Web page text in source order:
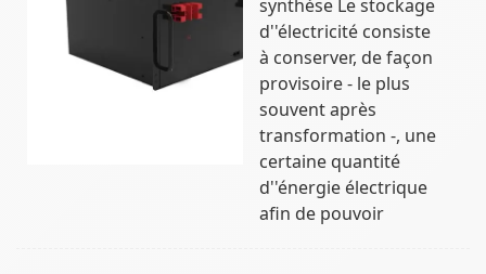
synthèse Le stockage
d''électricité consiste
à conserver, de façon
provisoire - le plus
souvent après
transformation -, une
certaine quantité
d''énergie électrique
afin de pouvoir